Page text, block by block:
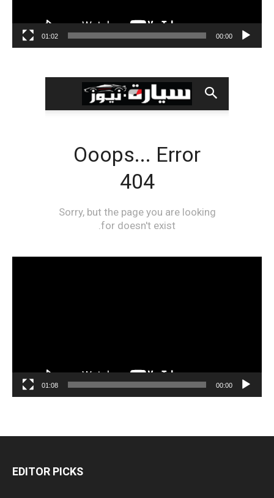
00:00
01:02
00:00
01:08
EDITOR PICKS